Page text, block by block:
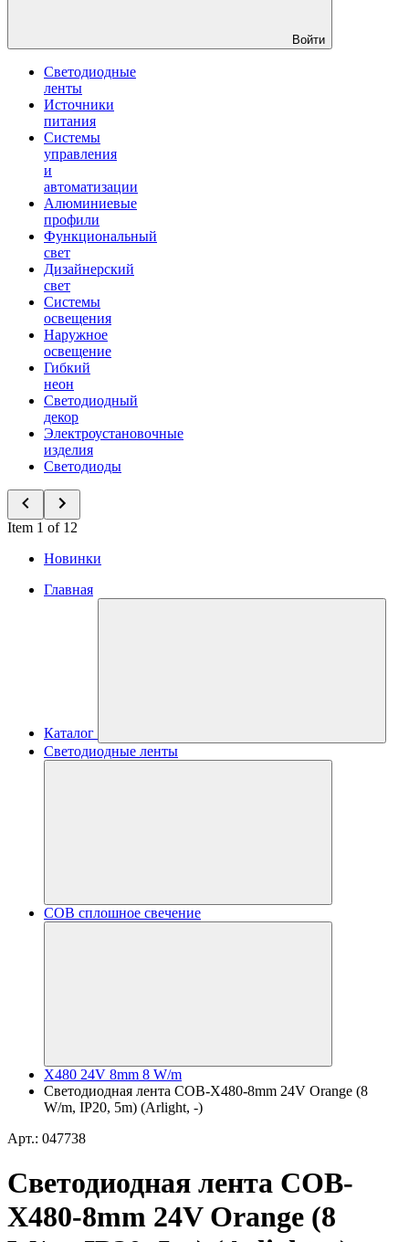
Войти
Светодиодные
ленты
Источники
питания
Системы
управления
и
автоматизации
Алюминиевые
профили
Функциональный
свет
Дизайнерский
свет
Системы
освещения
Наружное
освещение
Гибкий
неон
Светодиодный
декор
Электроустановочные
изделия
Светодиоды
Item 1 of 12
Новинки
Главная
Каталог
Светодиодные ленты
COB сплошное свечение
X480 24V 8mm 8 W/m
Светодиодная лента COB-X480-8mm 24V Orange (8
W/m, IP20, 5m) (Arlight, -)
Арт.: 047738
Светодиодная лента COB-
X480-8mm 24V Orange (8